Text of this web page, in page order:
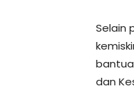
Selain
dan